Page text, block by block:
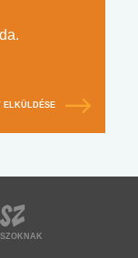
ELKÜLDÉSE